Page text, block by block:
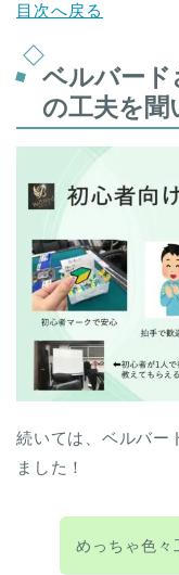
目次へ戻る
ベルバード
の工夫を聞
続いては、ベルバー
ました！
めっちゃ色々